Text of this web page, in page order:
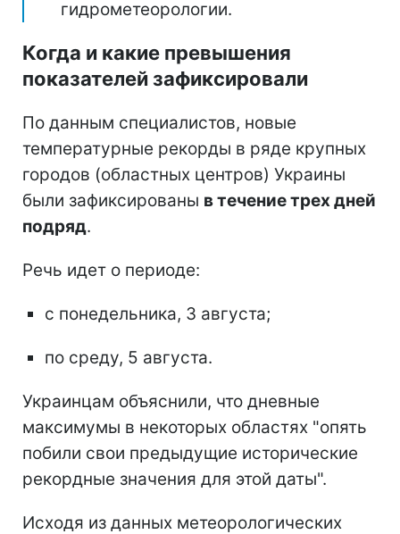
гидрометеорологии.
Когда и какие превышения
показателей зафиксировали
По данным специалистов, новые
температурные рекорды в ряде крупных
городов (областных центров) Украины
были зафиксированы в течение трех дней
подряд.
Речь идет о периоде:
с понедельника, 3 августа;
по среду, 5 августа.
Украинцам объяснили, что дневные
максимумы в некоторых областях "опять
побили свои предыдущие исторические
рекордные значения для этой даты".
Исходя из данных метеорологических